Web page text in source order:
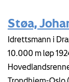
Støa,
Idrettsmann i
10.000 m løp